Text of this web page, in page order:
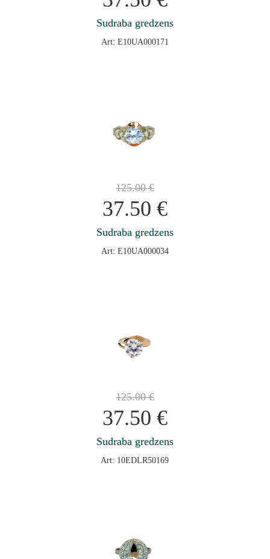
Sudraba gredzens
Art: E10UA000171
125.00€
37.50 €
Sudraba gredzens
Art: E10UA000034
125.00€
37.50 €
Sudraba gredzens
Art: 10EDLR50169